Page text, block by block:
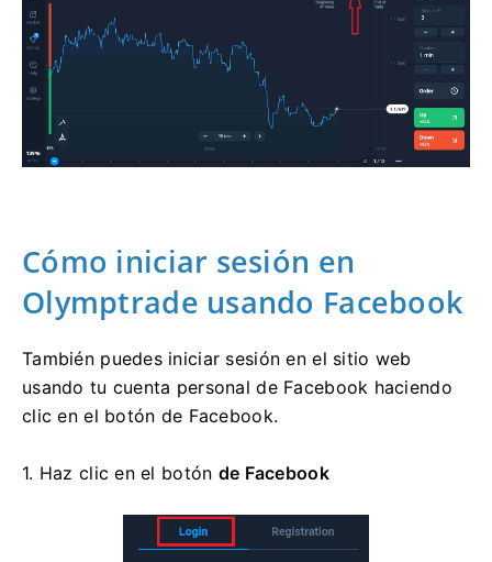
Cómo iniciar sesión en
Olymptrade usando Facebook
También puedes iniciar sesión en el sitio web
usando tu cuenta personal de Facebook haciendo
clic en el botón de Facebook.
1. Haz clic en el botón de Facebook